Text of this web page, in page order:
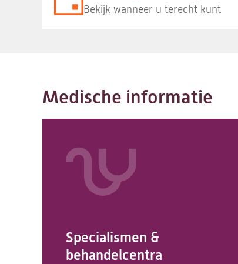
Bekijk wanneer u terecht kunt
Medische informatie
Specialismen &
behandelcentra